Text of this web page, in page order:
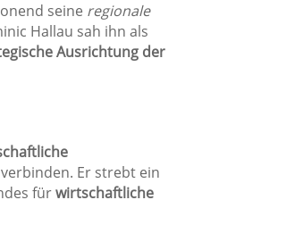
seine regionale
Hallau sah ihn als
Ausrichtung der
Er strebt ein
fürwirtschaftliche